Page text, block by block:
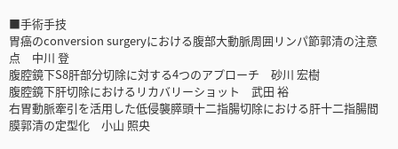
■手術手技
胃癌のconversion surgeryにおける腹部大動脈周囲リンパ節郭清の注意
点 中川 登
腹腔鏡下S8肝部分切除に対する4つのアプローチ 砂川 宏樹
腹腔鏡下肝切除におけるリカバリーショット 武田 裕
右胃動脈牽引を活用した低侵襲膵頭十二指腸切除における肝十二指腸間
膜郭清の定型化 小山 照央